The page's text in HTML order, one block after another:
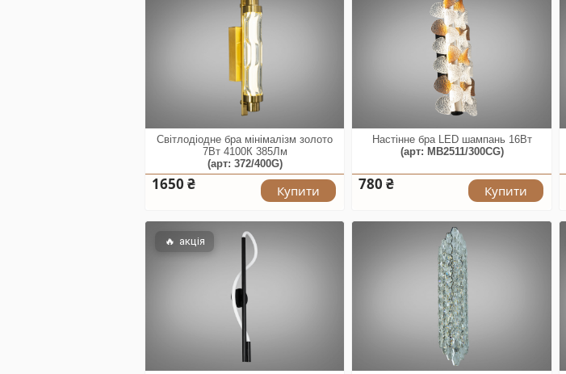
Світлодіодне бра мінімалізм золото
7Вт 4100К 385Лм
(арт: 372/400G)
1650 ₴ Купити
Настінне бра LED шампань 16Вт
(арт: MB2511/300CG)
780 ₴ Купити
🔥 акція